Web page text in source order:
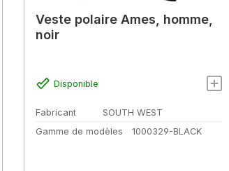
Veste polaire Ames, homme,
noir
Disponible
Fabricant
SOUTH WEST
Gamme de modèles
1000329-BLACK